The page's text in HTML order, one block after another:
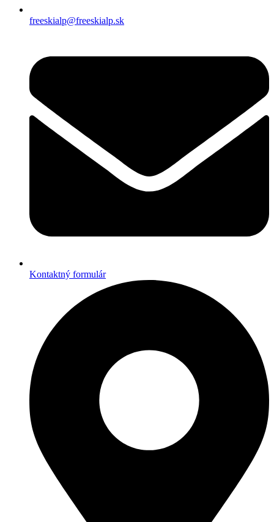
freeskialp@freeskialp.sk
Kontaktný formulár